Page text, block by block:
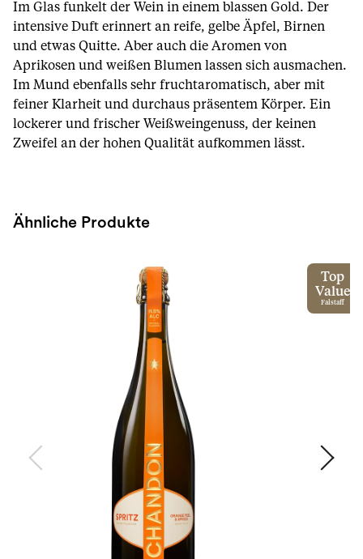
Im Glas funkelt der Wein in einem blassen Gold. Der
intensive Duft erinnert an reife, gelbe Äpfel, Birnen
und etwas Quitte. Aber auch die Aromen von
Aprikosen und weißen Blumen lassen sich ausmachen.
Im Mund ebenfalls sehr fruchtaromatisch, aber mit
feiner Klarheit und durchaus präsentem Körper. Ein
lockerer und frischer Weißweingenuss, der keinen
Zweifel an der hohen Qualität aufkommen lässt.
Ähnliche Produkte
Top
Value
Falstaff